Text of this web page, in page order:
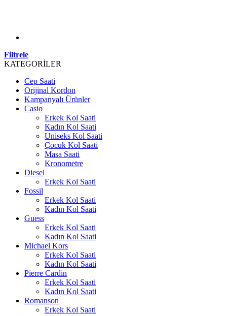
Filtrele
KATEGORİLER
Cep Saati
Orijinal Kordon
Kampanyalı Ürünler
Casio
Erkek Kol Saati
Kadın Kol Saati
Uniseks Kol Saati
Çocuk Kol Saati
Masa Saati
Kronometre
Diesel
Erkek Kol Saati
Fossil
Erkek Kol Saati
Kadın Kol Saati
Guess
Erkek Kol Saati
Kadın Kol Saati
Michael Kors
Erkek Kol Saati
Kadın Kol Saati
Pierre Cardin
Erkek Kol Saati
Kadın Kol Saati
Romanson
Erkek Kol Saati